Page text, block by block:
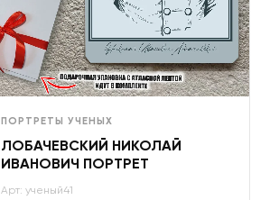
ПОРТРЕТЫ УЧЕНЫХ
ЛОБАЧЕВСКИЙ НИКОЛАЙ
ИВАНОВИЧ ПОРТРЕТ
Арт: ученый41